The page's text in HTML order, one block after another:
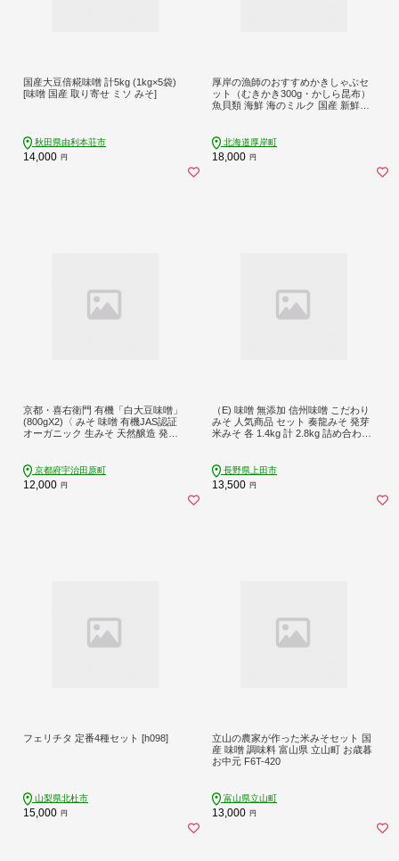
国産大豆倍糀味噌 計5kg (1kg×5袋)
[味噌 国産 取り寄せ ミソ みそ]
秋田県由利本荘市
14,000 円
厚岸の漁師のおすすめかきしゃぶセ
ット（むきかき300g・かしら昆布）
魚貝類 海鮮 海のミルク 国産 新鮮な
もん北海道厚岸町
18,000 円
京都・喜右衛門 有機「白大豆味噌」
(800gX2)〈 みそ 味噌 有機JAS認証
オーガニック 生みそ 天然醸造 発酵
京都府宇治田原町
12,000 円
（E) 味噌 無添加 信州味噌 こだわり
みそ 人気商品 セット 奏龍みそ 発芽
米みそ 各 1.4kg 計 2.8kg 詰め合わせ
長野 上田市 上田 株式会社大桂商店
長野県上田市
13,500 円
フェリチタ 定番4種セット [h098]
山梨県北杜市
15,000 円
立山の農家が作った米みそセット 国
産 味噌 調味料 富山県 立山町 お歳暮
お中元 F6T-420
富山県立山町
13,000 円